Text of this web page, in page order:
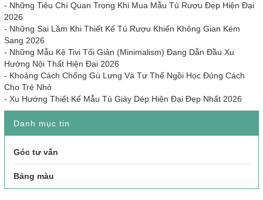
- Những Tiêu Chí Quan Trọng Khi Mua Mẫu Tủ Rượu Đẹp Hiện Đại
2026
- Những Sai Lầm Khi Thiết Kế Tủ Rượu Khiến Không Gian Kém
Sang 2026
- Những Mẫu Kệ Tivi Tối Giản (Minimalism) Đang Dẫn Đầu Xu
Hướng Nội Thất Hiện Đại 2026
- Khoảng Cách Chống Gù Lưng Và Tư Thế Ngồi Học Đúng Cách
Cho Trẻ Nhỏ
- Xu Hướng Thiết Kế Mẫu Tủ Giày Dép Hiện Đại Đẹp Nhất 2026
Danh mục tin
Góc tư vấn
Bảng màu